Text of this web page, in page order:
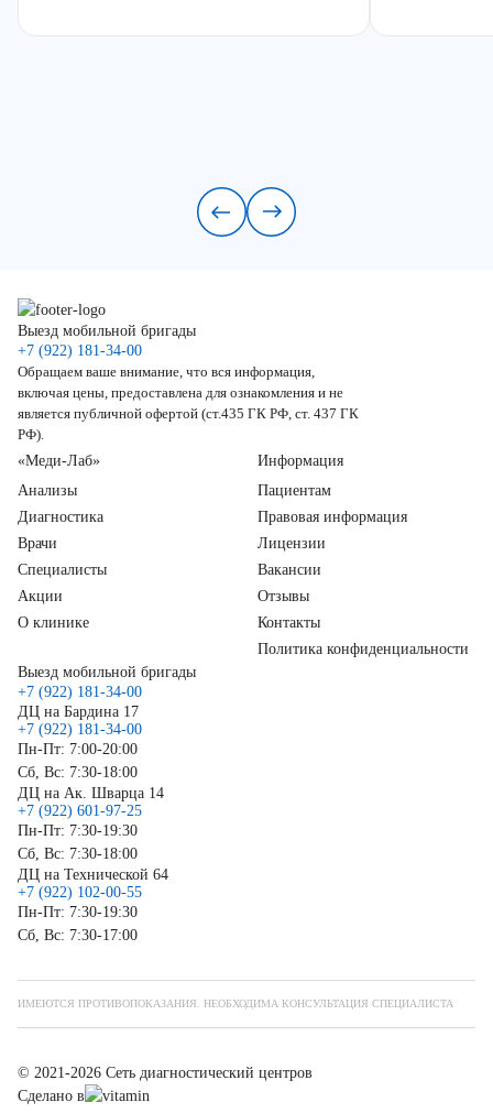
Выезд мобильной бригады
+7 (922) 181-34-00
Обращаем ваше внимание, что вся информация,
включая цены, предоставлена для ознакомления и не
является публичной офертой (ст.435 ГК РФ, ст. 437 ГК
РФ).
«Меди-Лаб»
Анализы
Диагностика
Врачи
Специалисты
Акции
О клинике
Информация
Пациентам
Правовая информация
Лицензии
Вакансии
Отзывы
Контакты
Политика конфиденциальности
Выезд мобильной бригады
+7 (922) 181-34-00
ДЦ на Бардина 17
+7 (922) 181-34-00
Пн-Пт: 7:00-20:00
Сб, Вс: 7:30-18:00
ДЦ на Ак. Шварца 14
+7 (922) 601-97-25
Пн-Пт: 7:30-19:30
Сб, Вс: 7:30-18:00
ДЦ на Технической 64
+7 (922) 102-00-55
Пн-Пт: 7:30-19:30
Сб, Вс: 7:30-17:00
ИМЕЮТСЯ ПРОТИВОПОКАЗАНИЯ. НЕОБХОДИМА КОНСУЛЬТАЦИЯ СПЕЦИАЛИСТА
© 2021-2026 Сеть диагностический центров
Сделано в